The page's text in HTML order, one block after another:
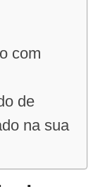
com
de
na sua